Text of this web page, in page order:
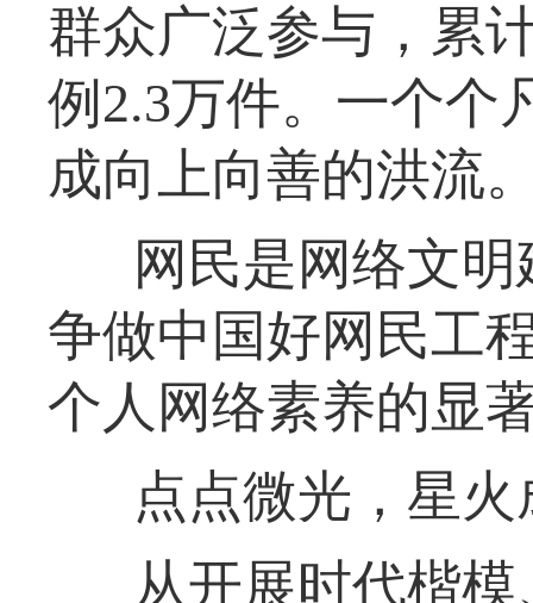
群众广泛参与，累
例2.3万件。一个个
成向上向善的洪流
网民是网络文
争做中国好网民工
个人网络素养的显
点点微光，星
从开展时代楷